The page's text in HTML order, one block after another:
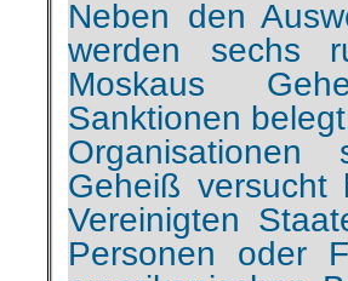
Neben den
werden sechs
Moskaus
Sanktionen
Geheiß
Vereinigten
Personen oder